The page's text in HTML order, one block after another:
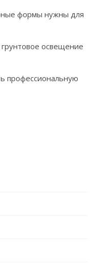
формы нужны для
освещение
профессиональную